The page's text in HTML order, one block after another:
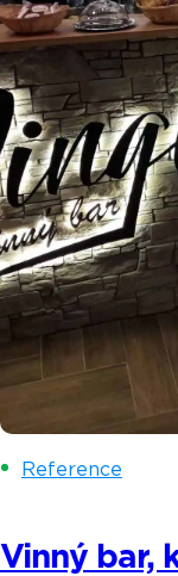
Reference
Vinný bar,